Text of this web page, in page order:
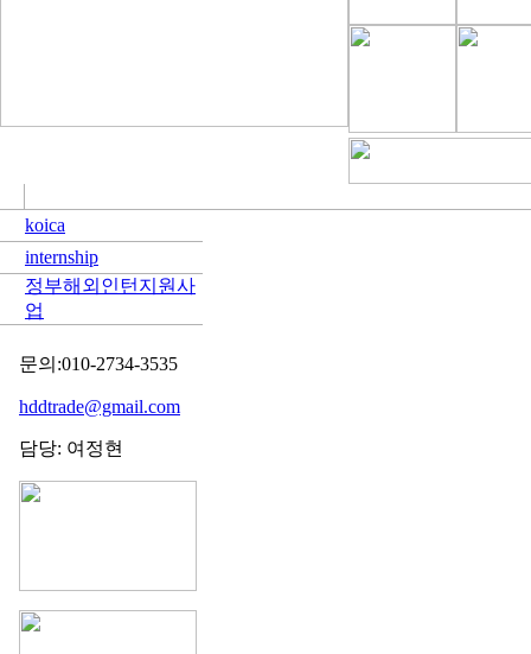
koica
internship
정부해외인턴지원사
업
문의:010-2734-3535
hddtrade@gmail.com
담당: 여정현